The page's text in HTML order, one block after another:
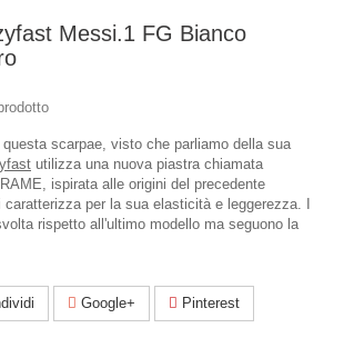
Messi.1 FG Bianco
scarpae, visto che parliamo della sua
utilizza una nuova piastra chiamata
ispirata alle origini del precedente
per la sua elasticità e leggerezza. I
rispetto all'ultimo modello ma seguono la
Google+ Pinterest